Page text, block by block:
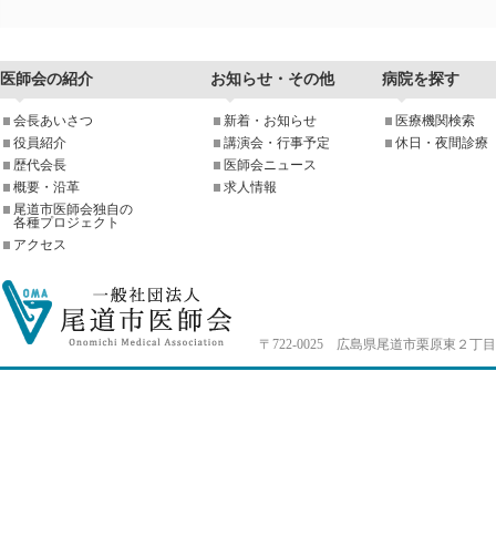
医師会の紹介 お知らせ・その他 病院を探す
会長あいさつ
役員紹介
歴代会長
概要・沿革
尾道市医師会独自の
各種プロジェクト
アクセス
新着・お知らせ
講演会・行事予定
医師会ニュース
求人情報
医療機関検索
休日・夜間診療
〒722-0025 広島県尾道市栗原東２丁